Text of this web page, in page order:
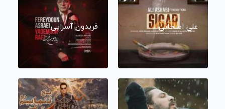
علی اصحابی فریدون آسرایی